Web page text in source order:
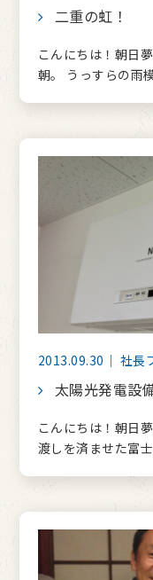
二重の虹！
こんにちは！朝日
朝。 うっすらの雨
2013.09.30｜ 社長
太陽光発電設
こんにちは！朝日
渡しを済ませた富